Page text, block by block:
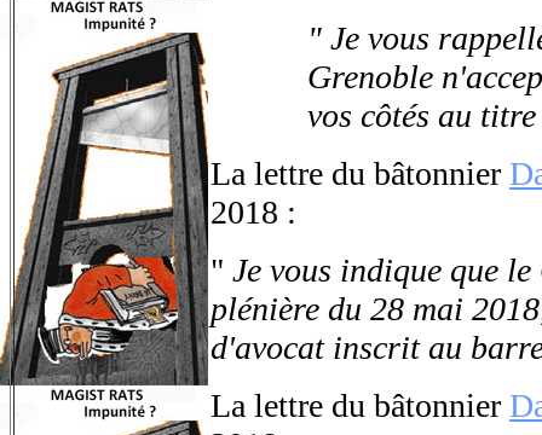
" Je vous
Grenoble
vos côtés au
La lettre du bâtonnier
2018 :
" Je vous indique que
plénière du 28 mai
d'avocat inscrit au
La lettre du bâtonnier